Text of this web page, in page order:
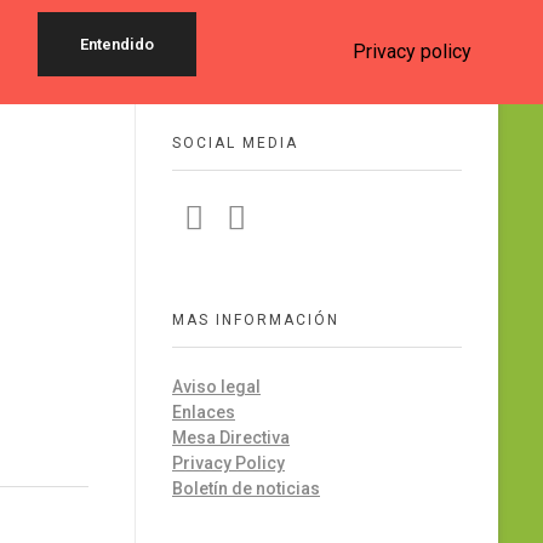
SOCIAL MEDIA
MAS INFORMACIÓN
Aviso legal
Enlaces
Mesa Directiva
Privacy Policy
Boletín de noticias
Entendido Privacy policy